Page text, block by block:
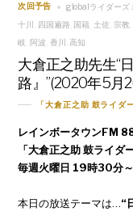
次回予告 globalライダーズ
十川 四国遍路, 国籍 土佐, 宗教
岐 阿波 香川 高知
大倉正之助先生“
路』”(2020年5月
「大倉正之助 鼓ライダ
レインボータウンFM
「大倉正之助 鼓ライダ
毎週火曜日 19時30分
本日の放送テーマは…“